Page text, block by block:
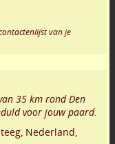
van je
35 km rond Den
voor jouw paard.
, Nederland,